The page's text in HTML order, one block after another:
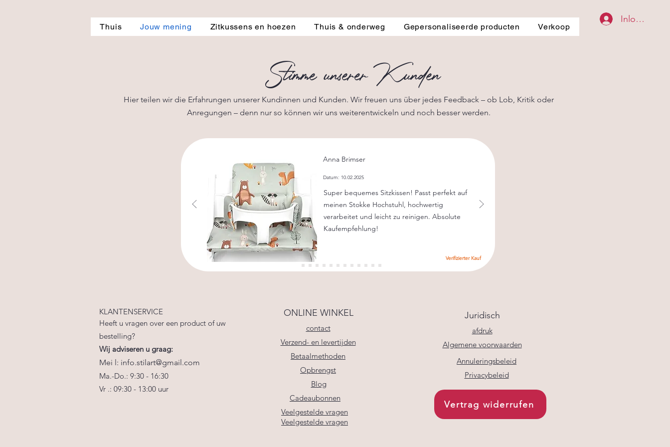
Thuis Jouw mening Zitkussens en hoezen Thuis & onderweg Gepersonaliseerde producten Verkoop
Inloggen
Stimme unserer Kunden
Hier teilen wir die Erfahrungen unserer Kundinnen und Kunden. Wir freuen uns über jedes Feedback – ob Lob, Kritik oder
Anregungen – denn nur so können wir uns weiterentwickeln und noch besser werden.
Anna Brimser
Datum: 10.02.2025
Super bequemes Sitzkissen! Passt perfekt auf
meinen Stokke Hochstuhl, hochwertig
verarbeitet und leicht zu reinigen. Absolute
Kaufempfehlung!
Verifizierter Kauf
KLANTENSERVICE
Heeft u vragen over een product of uw
bestelling?
Wij adviseren u graag:
Mei l: info.stilart@gmail.com
Ma.-Do.: 9:30 - 16:30
Vr .: 09:30 - 13:00 uur
ONLINE WINKEL
contact
Verzend- en levertijden
Betaalmethoden
Opbrengst
Blog
Cadeaubonnen
Veelgestelde vragen
Veelgestelde vragen
Juridisch
afdruk
Algemene voorwaarden
Annuleringsbeleid
Privacybeleid
Vertrag widerrufen